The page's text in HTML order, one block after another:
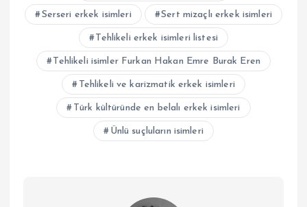
Serseri erkek isimleri Sert mizaçlı erkek isimleri
Tehlikeli erkek isimleri listesi
Tehlikeli isimler Furkan Hakan Emre Burak Eren
Tehlikeli ve karizmatik erkek isimleri
Türk kültüründe en belalı erkek isimleri
Ünlü suçluların isimleri